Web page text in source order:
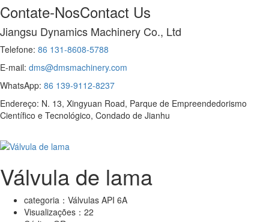
Contate-NosContact Us
Jiangsu Dynamics Machinery Co., Ltd
Telefone: 86 131-8608-5788
E-mail: dms@dmsmachinery.com
WhatsApp: 86 139-9112-8237
Endereço: N. 13, Xingyuan Road, Parque de Empreendedorismo
Científico e Tecnológico, Condado de Jianhu
Válvula de lama
categoria： Válvulas API 6A
Visualizações： 22